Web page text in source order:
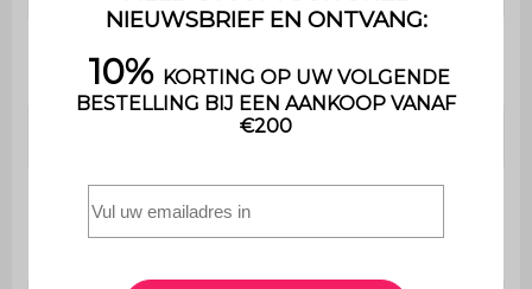
Gebruik
gebruik
2 jaar
Montage
een handleiding wordt